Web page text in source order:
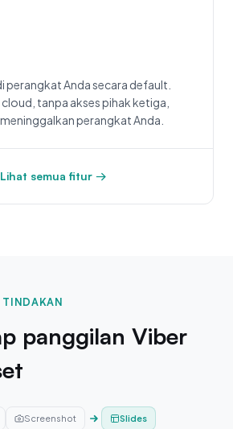
perangkat Anda secara default.
tanpa akses pihak ketiga,
perangkat Anda.
Lihat semua fitur →
TINDAKAN
panggilan Viber
Screenshot Slides